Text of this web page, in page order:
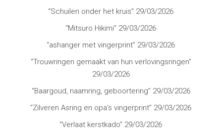
“Schuilen onder het kruis” 29/03/2026
“Mitsuro Hikimi” 29/03/2026
“ashanger met vingerprint” 29/03/2026
“Trouwringen gemaakt van hun verlovingsringen”
29/03/2026
“Baargoud, naamring, geboortering” 29/03/2026
“Zilveren Asring en opa’s vingerprint” 29/03/2026
“Verlaat kerstkado” 29/03/2026